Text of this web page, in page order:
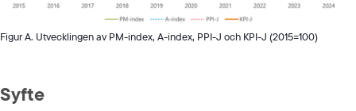
Figur A. Utvecklingen av PM-index, A-index, PPI-J och KPI-J (2015=100)
Syfte